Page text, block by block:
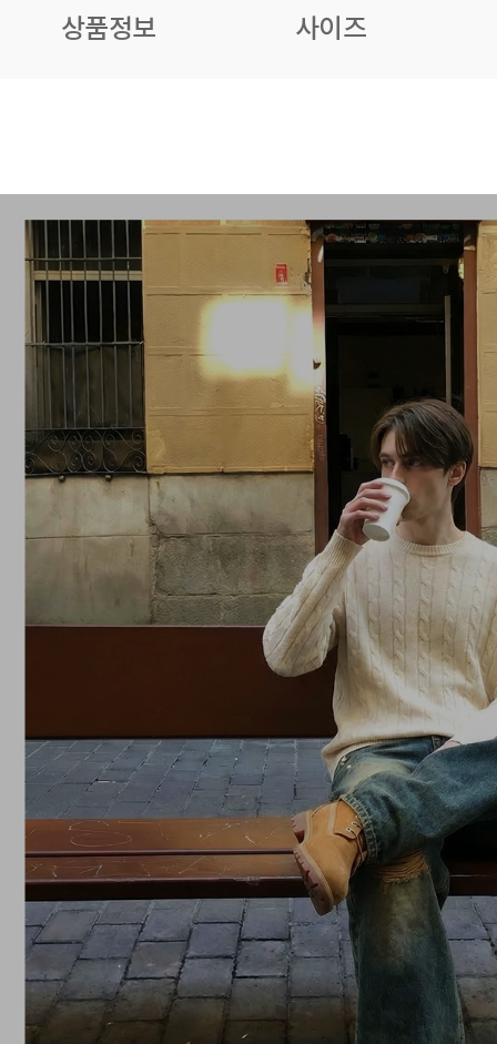
상품정보 사이즈